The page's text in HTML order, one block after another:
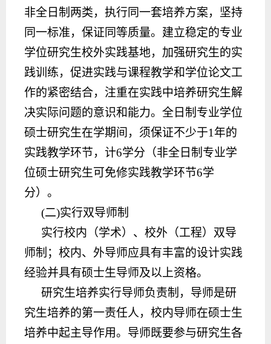
非全日制两类，执行同一套培养方案，坚持
同一标准，保证同等质量。建立稳定的专业
学位研究生校外实践基地，加强研究生的实
践训练，促进实践与课程教学和学位论文工
作的紧密结合，注重在实践中培养研究生解
决实际问题的意识和能力。全日制 专业学位
硕士研究生在学期间，须保证不少于1年的
实践教学环节，计6学分（非全日制 专业学
位硕士研究生可免修实践教学环节6学
分）。
(二)实行双导师制
实行校内（学术）、校外（工程）双导
师制；校内、外导师应具有丰富的设计实践
经验并具有硕士生导师及以上资格。
研究生培养实行导师负责制，导师是研
究生培养的第一责任人，校内导师在硕士生
培养中起主导作用。导师既要参与研究生各